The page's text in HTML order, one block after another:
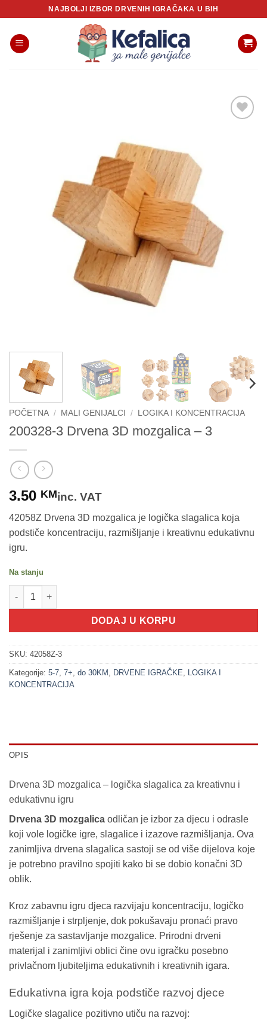
content
NAJBOLJI IZBOR DRVENIH IGRAČAKA U BIH
POČETNA / MALI GENIJALCI / LOGIKA I KONCENTRACIJA
200328-3 Drvena 3D mozgalica – 3
3.50 KMinc. VAT
42058Z Drvena 3D mozgalica je logička slagalica koja
podstiče koncentraciju, razmišljanje i kreativnu edukativnu
igru.
Na stanju
200328-3 Drvena 3D mozgalica - 3 količina
DODAJ U KORPU
SKU: 42058Z-3
Kategorije: 5-7 7+ do 30KM DRVENE IGRAČKE
LOGIKA I
KONCENTRACIJA
OPIS
Drvena 3D mozgalica – logička slagalica za kreativnu i
edukativnu igru
Drvena 3D mozgalica odličan je izbor za djecu i odrasle
koji vole logičke igre, slagalice i izazove razmišljanja. Ova
zanimljiva drvena slagalica sastoji se od više dijelova koje
je potrebno pravilno spojiti kako bi se dobio konačni 3D
oblik.
Kroz zabavnu igru djeca razvijaju koncentraciju, logičko
razmišljanje i strpljenje, dok pokušavaju pronaći pravo
rješenje za sastavljanje mozgalice. Prirodni drveni
materijal i zanimljivi oblici čine ovu igračku posebno
privlačnom ljubiteljima edukativnih i kreativnih igara.
Edukativna igra koja podstiče razvoj djece
Logičke slagalice pozitivno utiču na razvoj: